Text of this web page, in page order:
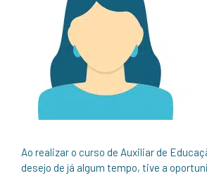
Ao realizar o curso de Auxiliar de
desejo de já algum tempo, tive a